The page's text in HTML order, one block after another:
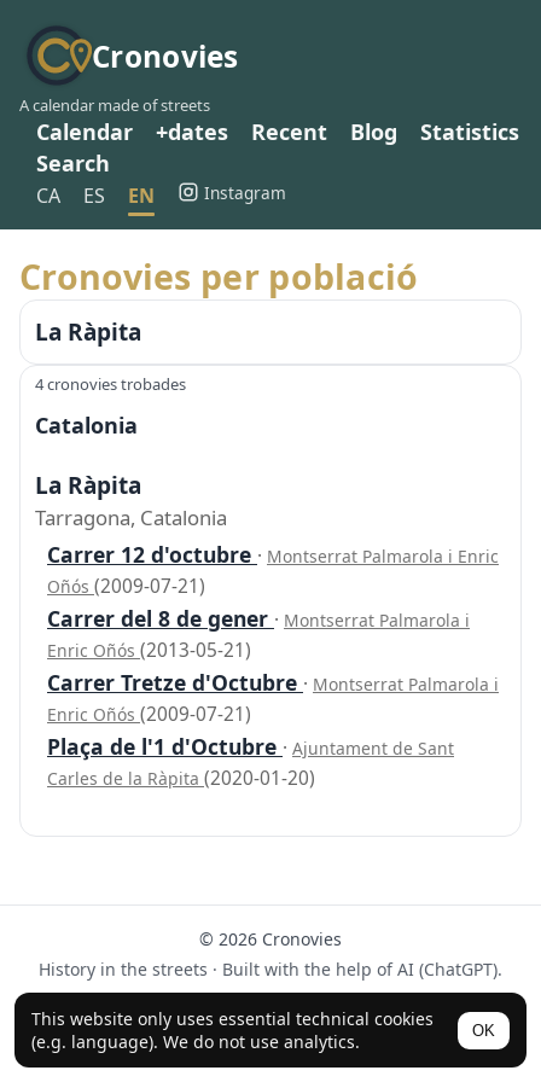
Cronovies
A calendar made of streets
Calendar +dates Recent Blog
Statistics
Search
CA ES EN Instagram
This website only uses essential technical cookies
(e.g. language). We do not use analytics.
OK
Cronovies per població
La Ràpita
4 cronovies trobades
Catalonia
La Ràpita
Tarragona, Catalonia
Carrer 12 d'octubre · Montserrat Palmarola i Enric
Oñós (2009-07-21)
Carrer del 8 de gener · Montserrat Palmarola i
Enric Oñós (2013-05-21)
Carrer Tretze d'Octubre · Montserrat Palmarola i
Enric Oñós (2009-07-21)
Plaça de l'1 d'Octubre · Ajuntament de Sant
Carles de la Ràpita (2020-01-20)
© 2026 Cronovies
History in the streets · Built with the help of AI (ChatGPT).